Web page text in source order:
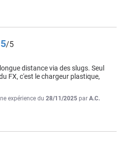
5/5
distance via des slugs. Seul
FX, c'est le chargeur plastique,
expérience du 28/11/2025 par A.C.